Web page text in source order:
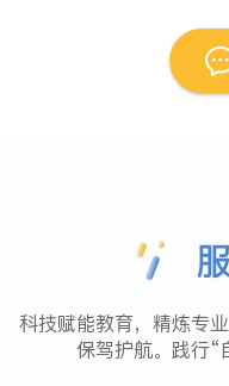
科技赋能教育，精炼专
保驾护航。践行“